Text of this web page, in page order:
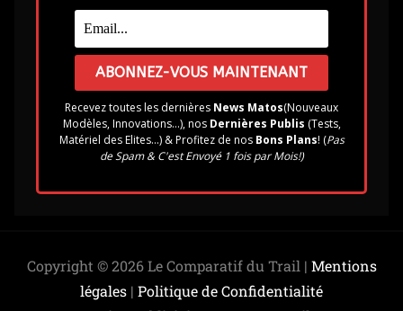
Recevez toutes les dernières News Matos(Nouveaux
Modèles, Innovations...), nosDernières Publis (Tests,
Matériel des Elites...) & Profitez de nosBons Plans! (Pas
de Spam & C'est Envoyé 1 fois par Mois!)
Copyright © 2026 Le Comparatif du Trail | Mentions
légales | Politique de Confidentialité